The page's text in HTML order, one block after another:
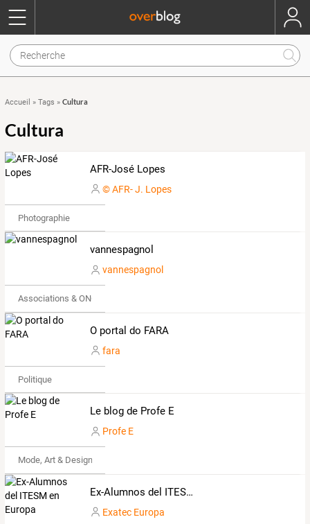
Accueil » Tags » Cultura
Cultura
AFR-José Lopes
© AFR- J. Lopes
Photographie
vannespagnol
vannespagnol
Associations & ONG
O portal do FARA
fara
Politique
Le blog de Profe E
Profe E
Mode, Art & Design
Ex-Alumnos del ITESM en Europa
Exatec Europa